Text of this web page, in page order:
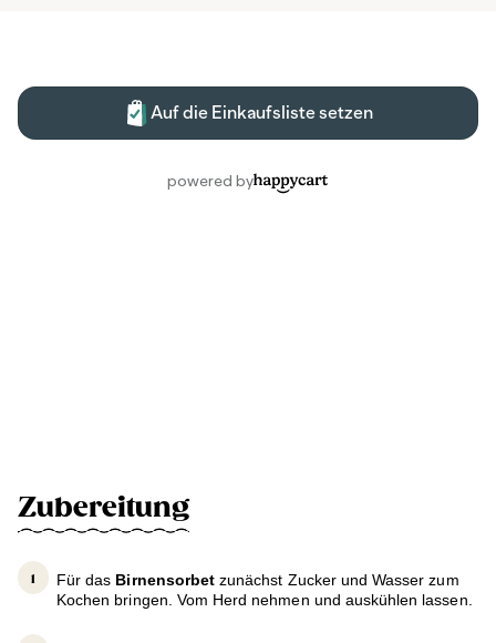
Zubereitung
Für das Birnensorbetzunächst Zucker und Wasser zum
Kochen bringen. Vom Herd nehmen und auskühlen lassen.